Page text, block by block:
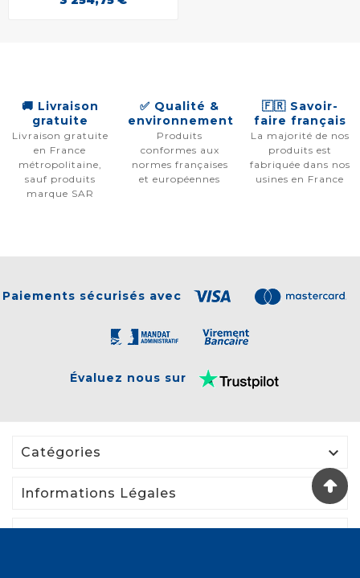
🚚 Livraison
gratuite
Livraison gratuite
en France
métropolitaine,
sauf produits
marque SAR
✅ Qualité &
environnement
Produits
conformes aux
normes françaises
et européennes
🇫🇷 Savoir-
faire français
La majorité de nos
produits est
fabriquée dans nos
usines en France
Paiements sécurisés avec
Évaluez nous sur
Catégories 
Informations Légales 